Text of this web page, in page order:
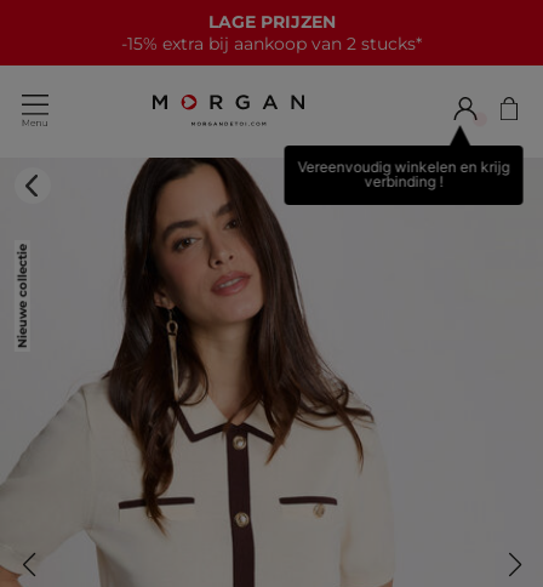
LAGE PRIJZEN
-15% extra bij aankoop van 2 stucks*
Vereenvoudig winkelen en krijg
verbinding !
Nieuwe collectie